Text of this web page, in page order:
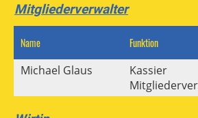
Mitgliederverwalter
Name Funktion
Michael Glaus
Kassier